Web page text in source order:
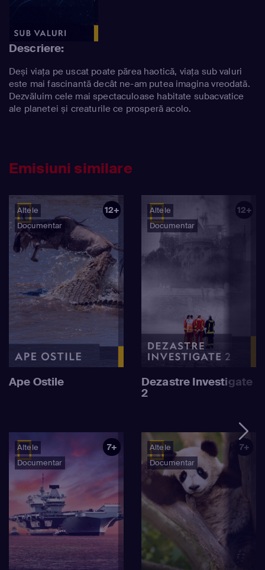
Descriere:
Deși viața pe uscat poate părea haotică, viața sub valuri
este mai fascinantă decât ne-am putea imagina vreodată.
Dezvăluim cele mai spectaculoase habitate subacvatice
ale planetei și creaturile ce prosperă acolo.
Emisiuni similare
Altele
Documentar
12+
Ape Ostile
Altele
Documentar
12+
Dezastre Investigate
2
Altele
Documentar
7+
Altele
Documentar
7+